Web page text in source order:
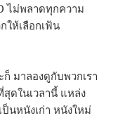
ไม่พลาดทุกความ
ให้เลือกเฟ้น
มาลองดูกับพวกเรา
ดในเวลานี้ แหล่ง
นหนังเก่า หนังใหม่